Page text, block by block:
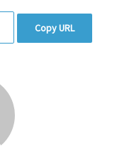
Copy URL